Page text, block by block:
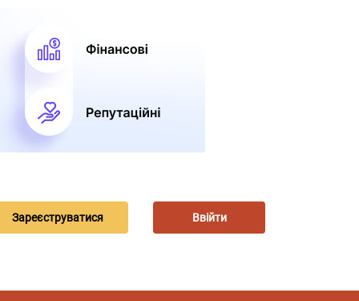
Зареєструватися Ввійти